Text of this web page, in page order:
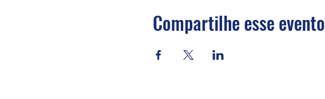
Compartilhe esse evento